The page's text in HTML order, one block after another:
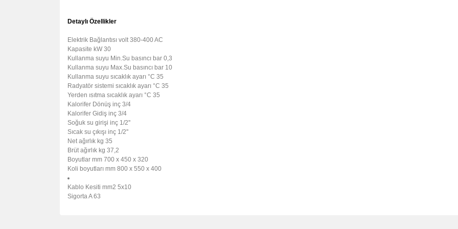
Detaylı Özellikler
Elektrik Bağlantısı volt 380-400 AC
Kapasite kW 30
Kullanma suyu Min.Su basıncı bar 0,3
Kullanma suyu Max.Su basıncı bar 10
Kullanma suyu sıcaklık ayarı °C 35
Radyatör sistemi sıcaklık ayarı °C 35
Yerden ısıtma sıcaklık ayarı °C 35
Kalorifer Dönüş inç 3/4
Kalorifer Gidiş inç 3/4
Soğuk su girişi inç 1/2''
Sıcak su çıkışı inç 1/2''
Net ağırlık kg 35
Brüt ağırlık kg 37,2
Boyutlar mm 700 x 450 x 320
Koli boyutları mm 800 x 550 x 400
Kablo Kesiti mm2 5x10
Sigorta A 63